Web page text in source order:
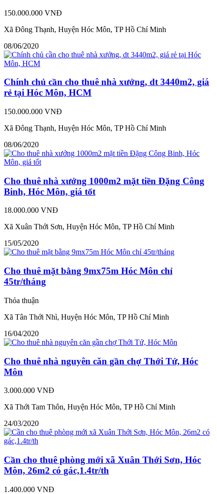
150.000.000 VNĐ
Xã Đông Thạnh, Huyện Hóc Môn, TP Hồ Chí Minh
08/06/2020
Chính chủ cần cho thuê nhà xưởng, dt 3440m2, giá
rẻ tại Hóc Môn, HCM
150.000.000 VNĐ
Xã Đông Thạnh, Huyện Hóc Môn, TP Hồ Chí Minh
08/06/2020
Cho thuê nhà xưởng 1000m2 mặt tiền Đặng Công
Binh, Hóc Môn, giá tốt
18.000.000 VNĐ
Xã Xuân Thới Sơn, Huyện Hóc Môn, TP Hồ Chí Minh
15/05/2020
Cho thuê mặt bằng 9mx75m Hóc Môn chỉ
45tr/tháng
Thỏa thuận
Xã Tân Thới Nhì, Huyện Hóc Môn, TP Hồ Chí Minh
16/04/2020
Cho thuê nhà nguyên căn gần chợ Thới Tứ, Hóc
Môn
3.000.000 VNĐ
Xã Thới Tam Thôn, Huyện Hóc Môn, TP Hồ Chí Minh
24/03/2020
Cần cho thuê phòng mới xã Xuân Thới Sơn, Hóc
Môn, 26m2 có gác,1.4tr/th
1.400.000 VNĐ